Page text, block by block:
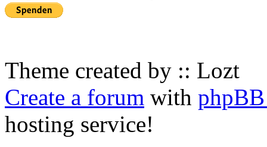
Theme created by :: Lozt
Create a forum with
hosting service!